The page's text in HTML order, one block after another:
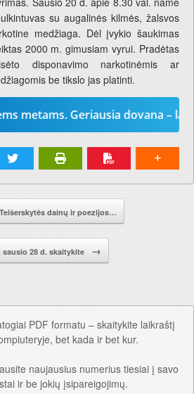
su augalinės kilmės, žalsvos
medžiaga. Dėl įvykio šaukimas
2000 m. gimusiam vyrui. Pradėtas
disponavimo narkotinėmis ar
be tikslo jas platinti.
Geriausia dovana –
dainų ir poezijos…
sausio 28 d. skaitykite →
PDF formatu – skaitykite laikraštį
bet kada ir bet kur.
naujausius numerius tiesiai į savo
ir be jokių įsipareigojimų.